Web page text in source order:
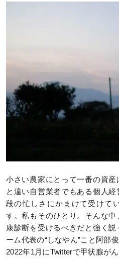
小さい農家にとって一番の資
と違い自営業者でもある個人
段の忙しさにかまけて受けて
す。私もそのひとり。そんな
康診断を受けるべきだと強く
ーム代表の“しなやん”こと阿部
2022年1月にTwitterで甲状腺が